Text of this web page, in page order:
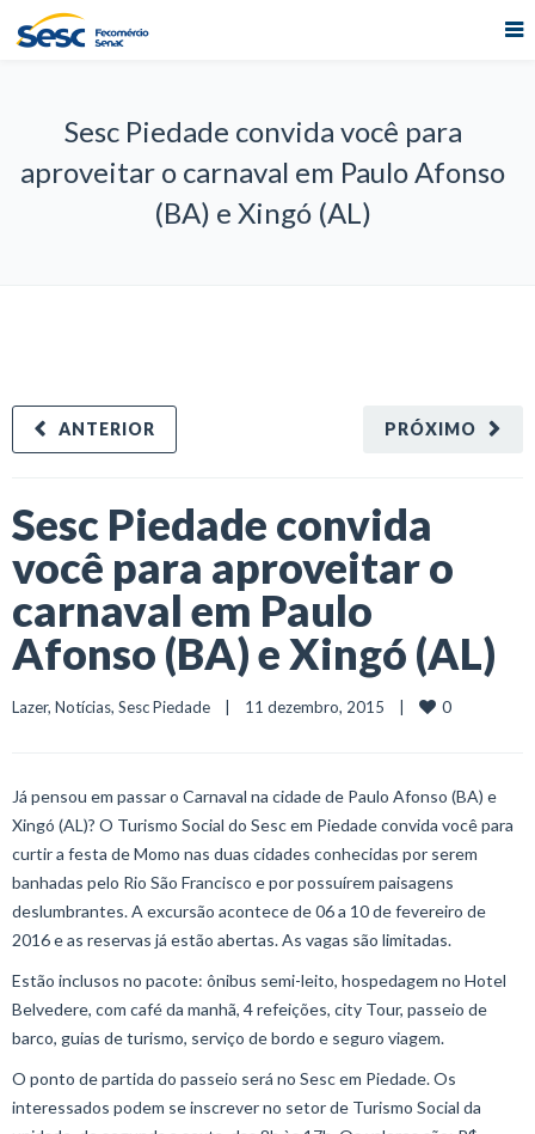
Sesc Piedade convida você para
aproveitar o carnaval em Paulo Afonso
(BA) e Xingó (AL)
PRÓXIMO
ANTERIOR
Sesc Piedade convida
você para aproveitar o
carnaval em Paulo
Afonso (BA) e Xingó (AL)
Lazer, Notícias, Sesc Piedade
    |    11 dezembro, 2015    |
0
Já pensou em passar o Carnaval na cidade de Paulo Afonso (BA) e
Xingó (AL)? O Turismo Social do Sesc em Piedade convida você para
curtir a festa de Momo nas duas cidades conhecidas por serem
banhadas pelo Rio São Francisco e por possuírem paisagens
deslumbrantes. A excursão acontece de 06 a 10 de fevereiro de
2016 e as reservas já estão abertas. As vagas são limitadas.
Estão inclusos no pacote: ônibus semi-leito, hospedagem no Hotel
Belvedere, com café da manhã, 4 refeições, city Tour, passeio de
barco, guias de turismo, serviço de bordo e seguro viagem.
O ponto de partida do passeio será no Sesc em Piedade. Os
interessados podem se inscrever no setor de Turismo Social da